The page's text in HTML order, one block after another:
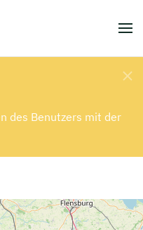
des Benutzers mit der